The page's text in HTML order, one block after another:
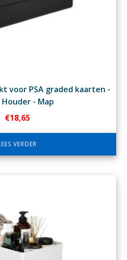
voor PSA graded kaarten -
Houder - Map
€18,65
VERDER